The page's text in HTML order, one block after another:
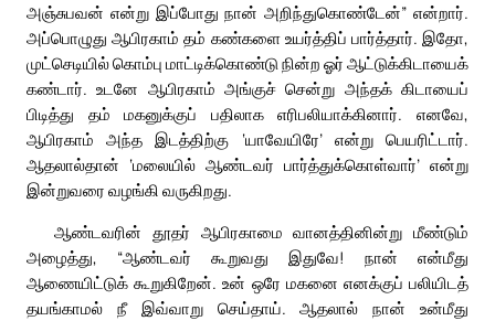
அஞ்சுபவன் என்று இப்போது நான் அறிந்துகொண்டேன்” என்றார்.
அப்பொழுது ஆபிரகாம் தம் கண்களை உயர்த்திப் பார்த்தார். இதோ,
முட்செடியில் கொம்பு மாட்டிக்கொண்டு நின்ற ஓர் ஆட்டுக்கிடாயைக்
கண்டார். உடனே ஆபிரகாம் அங்குச் சென்று அந்தக் கிடாயைப்
பிடித்து தம் மகனுக்குப் பதிலாக எரிபலியாக்கினார். எனவே,
ஆபிரகாம் அந்த இடத்திற்கு ‘யாவேயிரே’ என்று பெயரிட்டார்.
ஆதலால்தான் ‘மலையில் ஆண்டவர் பார்த்துக்கொள்வார்’ என்று
இன்றுவரை வழங்கி வருகிறது.
ஆண்டவரின் தூதர் ஆபிரகாமை வானத்தினின்று மீண்டும்
அழைத்து, “ஆண்டவர் கூறுவது இதுவே! நான் என்மீது
ஆணையிட்டுக் கூறுகிறேன். உன் ஒரே மகனை எனக்குப் பலியிடத்
தயங்காமல் நீ இவ்வாறு செய்தாய். ஆதலால் நான் உன்மீது